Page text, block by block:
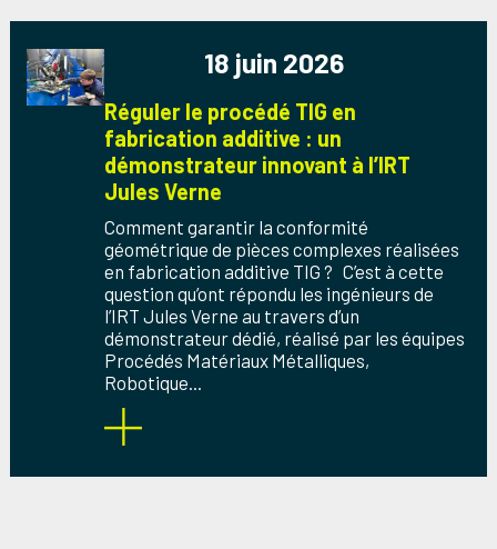
18 juin 2026
Réguler le procédé TIG en
fabrication additive : un
démonstrateur innovant à l’IRT
Jules Verne
Comment garantir la conformité
géométrique de pièces complexes réalisées
en fabrication additive TIG ? C’est à cette
question qu’ont répondu les ingénieurs de
l’IRT Jules Verne au travers d’un
démonstrateur dédié, réalisé par les équipes
Procédés Matériaux Métalliques,
Robotique...